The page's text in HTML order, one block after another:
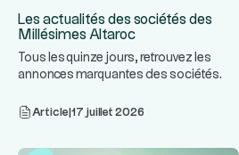
Les actualités des sociétés des
Millésimes Altaroc
Tous les quinze jours, retrouvez les
annonces marquantes des sociétés
Article 17 juillet 2026